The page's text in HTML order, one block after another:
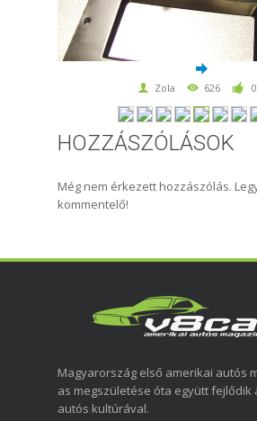
Zola 626 0
HOZZÁSZÓLÁSOK
Még nem érkezett hozzászólás.
kommentelő!
Magyarország első amerikai autós
as megszületése óta együtt fejlődik
autós kultúrával.